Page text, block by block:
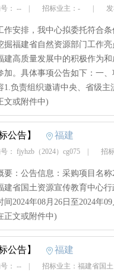
： -- 招标业主：- 发
作安排，我中心拟委托符合
掘福建省自然资源部门工作
建高质量发展中的积极作为
加。具体事项公告如下：一
1.负责组织邀请中央、省级
文或附件中)
公告】 福建
： fjyhzb（2024）cg075 招
要：公告信息：采购项目名
建省国土资源宣传教育中心
间2024年08月26日至2024年
正文或附件中)
公告】 福建
： -- 招标业主：福建省国